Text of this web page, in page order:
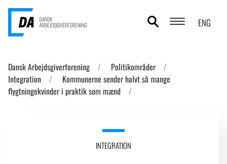
ENG
Dansk Arbejdsgiverforening
Politikområder
Integration
Kommunerne sender halvt så mange
flygtningekvinder i praktik som mænd
INTEGRATION